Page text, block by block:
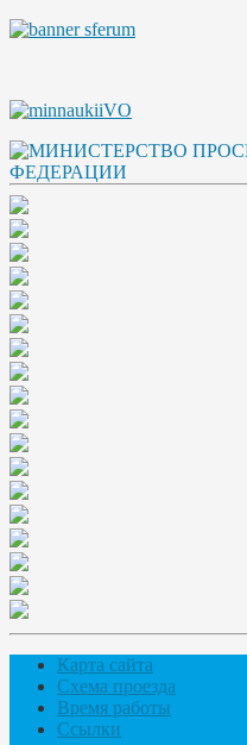
Карта сайта
Схема проезда
Время работы
Ссылки